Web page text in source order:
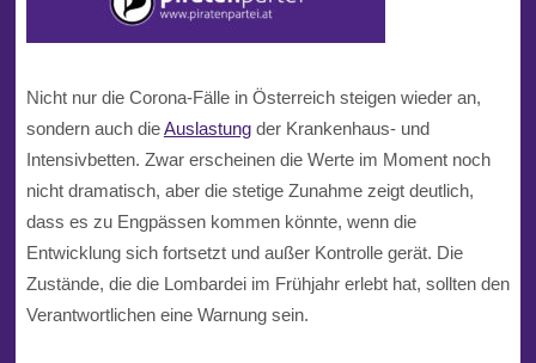
Nicht nur die Corona-Fälle in Österreich steigen wieder an,
sondern auch dieAuslastungder Krankenhaus- und
Intensivbetten. Zwar erscheinen die Werte im Moment noch
nicht dramatisch, aber die stetige Zunahme zeigt deutlich,
dass es zu Engpässen kommen könnte, wenn die
Entwicklung sich fortsetzt und außer Kontrolle gerät. Die
Zustände, die die Lombardei im Frühjahr erlebt hat, sollten den
Verantwortlichen eine Warnung sein.